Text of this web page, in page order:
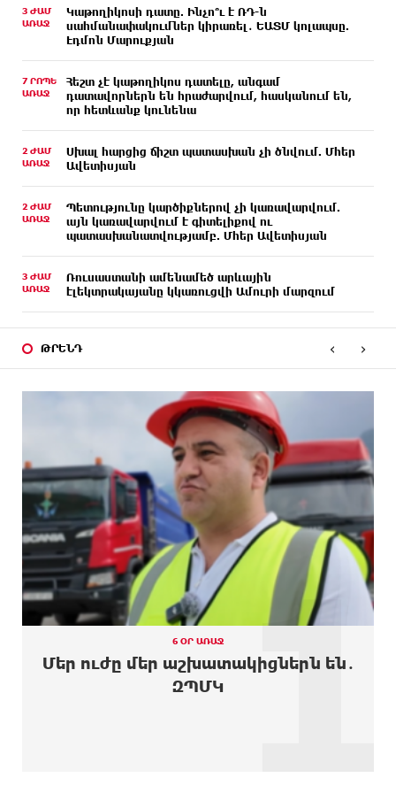
3 ԺԱՄ
ԱՌԱՋ
Կաթողիկոսի դատը. Ինչո՞ւ է ՌԴ-ն
սահմանափակումներ կիրառել․ ԵԱՏՄ կոլապսը.
Էդմոն Մարուքյան
7 ՐՈՊԵ
ԱՌԱՋ
Հեշտ չէ կաթողիկոս դատելը, անգամ
դատավորներն են հրաժարվում, հասկանում են,
որ հետևանք կունենա
2 ԺԱՄ
ԱՌԱՋ
Սխալ հարցից ճիշտ պատասխան չի ծնվում. Մհեր
Ավետիսյան
2 ԺԱՄ
ԱՌԱՋ
Պետությունը կարծիքներով չի կառավարվում.
այն կառավարվում է գիտելիքով ու
պատասխանատվությամբ. Մհեր Ավետիսյան
3 ԺԱՄ
ԱՌԱՋ
Ռուսաստանի ամենամեծ արևային
էլեկտրակայանը կկառուցվի Ամուրի մարզում
11 ԺԱՄ
ԱՌԱՋ
Օգոստոսի 10-ից 13-ը գազանջատումներ են
սպասվում
կառավարության դեմ
Մոդին համաշխարհային ռեկորդ է սահմանել. 303
միլիոն դիտում՝ 24 ժամում
12 ԺԱՄ
ԱՌԱՋ
23-ամյա ուսանողի մշակած հավելվածը
հարավկորեական App Store-ում շրջանցել է
նույնիսկ Google Maps-ը
13 ԺԱՄ
ԱՌԱՋ
Ռուսաստանի տարածքում ոչնչացվել է
ուկրաինական 360 անօդաչու թռչող սարք
13 ԺԱՄ
Օգոստոսի 10-ին, 11-ին, 12-ին, 13-ին, 14-ին, 17-
ին, 18-ին և 20-ին հարյուրավոր հասցեներում
Ողբերգական դեպք՝ Երևանում․ Կիևյան կամրջի
ԹՐԵՆԴ
6 ՕՐ ԱՌԱՋ
Մեր ուժը մեր աշխատակիցներն են․
ԶՊՄԿ
1
‹ ›